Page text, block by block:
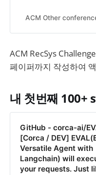
ACM Other
ACM RecSys
페이퍼까지 작성하여
내 첫번째 100+
GitHub - corca-ai/
[Corca / DEV]
Versatile Agent with
Langchain) will
your requests. Just